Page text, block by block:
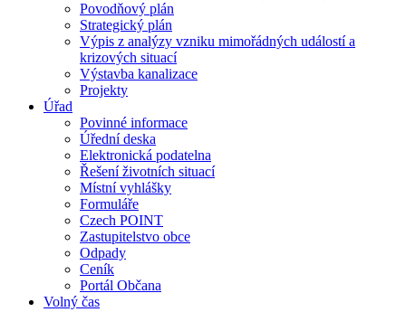
Povodňový plán
Strategický plán
Výpis z analýzy vzniku mimořádných událostí a
krizových situací
Výstavba kanalizace
Projekty
Úřad
Povinné informace
Úřední deska
Elektronická podatelna
Řešení životních situací
Místní vyhlášky
Formuláře
Czech POINT
Zastupitelstvo obce
Odpady
Ceník
Portál Občana
Volný čas